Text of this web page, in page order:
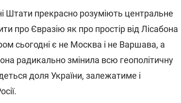
Штати прекрасно розуміють центральне
про Євразію як про простір від Лісабона
сьогодні є не Москва і не Варшава, а
радикально змінила всю геополітичну
доля України, залежатиме і